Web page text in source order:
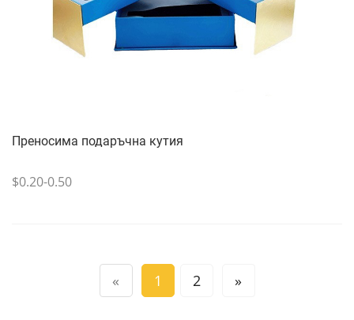
Преносима подаръчна кутия
$0.20-0.50
« 1 2 »